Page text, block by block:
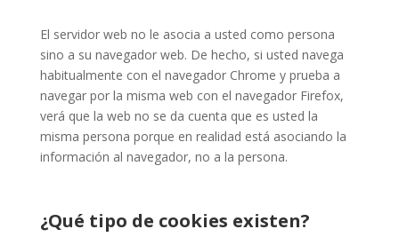
El servidor web no le asocia a usted como persona
sino a su navegador web. De hecho, si usted navega
habitualmente con el navegador Chrome y prueba a
navegar por la misma web con el navegador Firefox,
verá que la web no se da cuenta que es usted la
misma persona porque en realidad está asociando la
información al navegador, no a la persona.
¿Qué tipo de cookies existen?